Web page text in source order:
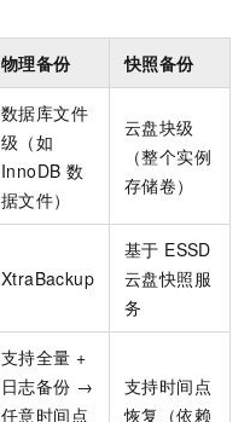
物理备份 快照备份
数据库文件
级（如
InnoDB 数
据文件）
云盘块级
（整个实例
存储卷）
XtraBackup
基于 ESSD
云盘快照服
务
支持全量 +
日志备份 →
任意时间点
支持时间点
恢复（依赖